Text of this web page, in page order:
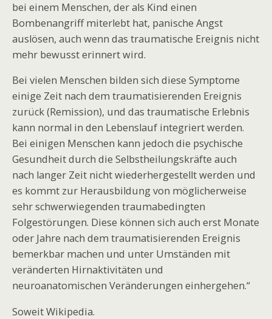
bei einem Menschen, der als Kind einen
Bombenangriff miterlebt hat, panische Angst
auslösen, auch wenn das traumatische Ereignis nicht
mehr bewusst erinnert wird.
Bei vielen Menschen bilden sich diese Symptome
einige Zeit nach dem traumatisierenden Ereignis
zurück (Remission), und das traumatische Erlebnis
kann normal in den Lebenslauf integriert werden.
Bei einigen Menschen kann jedoch die psychische
Gesundheit durch die Selbstheilungskräfte auch
nach langer Zeit nicht wiederhergestellt werden und
es kommt zur Herausbildung von möglicherweise
sehr schwerwiegenden traumabedingten
Folgestörungen. Diese können sich auch erst Monate
oder Jahre nach dem traumatisierenden Ereignis
bemerkbar machen und unter Umständen mit
veränderten Hirnaktivitäten und
neuroanatomischen Veränderungen einhergehen.“
Soweit Wikipedia.